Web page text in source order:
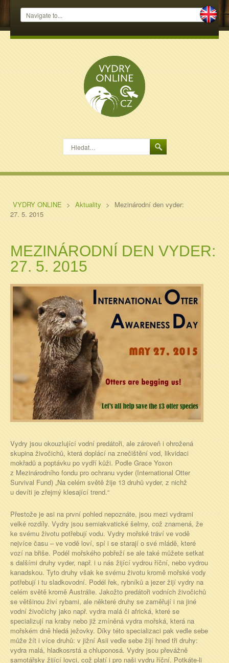
Hledat…
VYDRY ONLINE > Aktuality >
Mezinárodní den vyder:
27. 5. 2015
MEZINÁRODNÍ DEN VYDER:
27. 5. 2015
Vydry jsou okouzlující vodní predátoři, ale zároveň i ohrožená
skupina živočichů, která doplácí na znečištění vod, likvidaci
mokřadů a poptávku po vydří kůži. Podle Grace Yoxon
z Mezinárodního fondu pro ochranu vyder (International Otter
Survival Fund) „Na celém světě žije 13 druhů vyder, z nichž
u devíti je zřejmý klesající trend.“
Přestože je asi na první pohled nepoznáte, jsou mezi vydrami
velké rozdíly. Vydry jsou semiakvatické šelmy, což znamená, že
ke svému životu potřebují vodu. Vydry mořské tráví ve vodě
nejvíce času – ve vodě loví, spí i se starají o své mládě, které
vozí na břiše. Podél mořského pobřeží se ale také můžete setkat
s dalšími druhy vyder, např. i u nás žijící vydrou říční, nebo vydrou
kanadskou. Tyto druhy však ke svému životu kromě mořské vody
potřebují i tu sladkovodní. Podél řek, rybníků a jezer žijí vydry na
celém světě kromě Austrálie. Jakožto predátoři vodních živočichů
se většinou živí rybami, ale některé druhy se zaměřují i na jiné
vodní živočichy jako např. vydra malá či africká, které se
specializují na kraby nebo již zmíněná vydra mořská, která na
mořském dně hledá ježovky. Díky této specializaci pak vedle sebe
může žít i více druhů: v jižní Asii vedle sebe žijí hned tři druhy:
vydra malá, hladkosrstá a chluponosá. Vydry jsou převážně
samotářsky žijící lovci, což platí i pro naši vydru říční. Potkáte-li